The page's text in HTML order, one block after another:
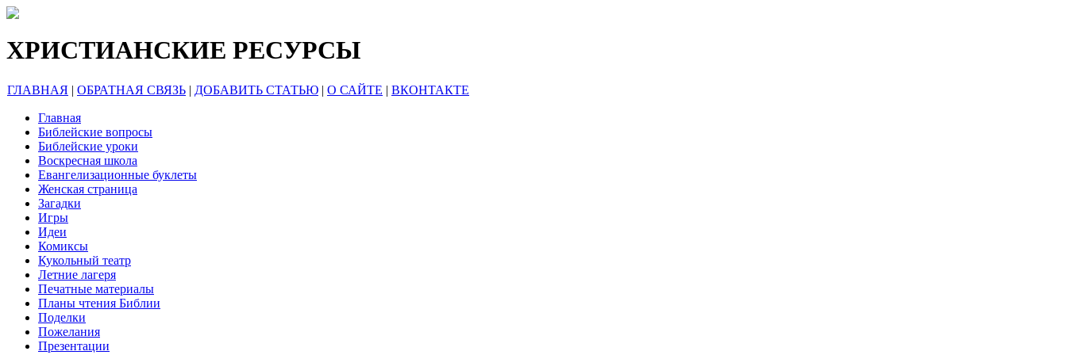
ХРИСТИАНСКИЕ РЕСУРСЫ
ГЛАВНАЯ | ОБРАТНАЯ СВЯЗЬ | ДОБАВИТЬ СТАТЬЮ | О САЙТЕ | ВКОНТАКТЕ
Главная
Библейские вопросы
Библейские уроки
Воскресная школа
Евангелизационные буклеты
Женская страница
Загадки
Игры
Идеи
Комиксы
Кукольный театр
Летние лагеря
Печатные материалы
Планы чтения Библии
Поделки
Пожелания
Презентации